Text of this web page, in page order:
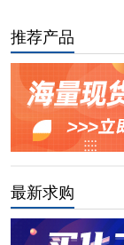
推荐产品
最新求购